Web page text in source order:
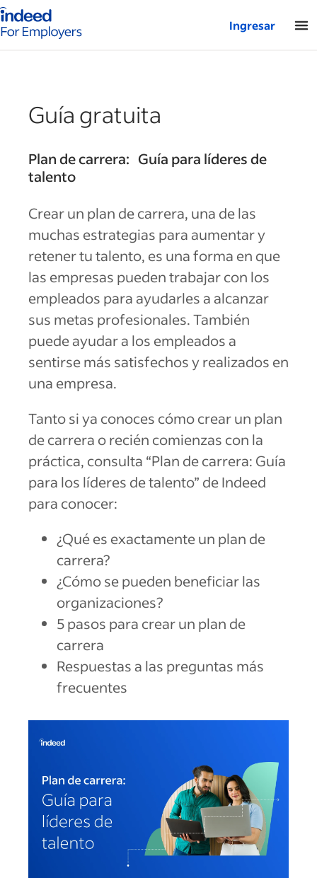
de inicio de Indeed: para empresas
Ingresar
Guía gratuita
Plan de carrera: Guía para líderes de
talento
Crear un plan de carrera, una de las
muchas estrategias para aumentar y
retener tu talento, es una forma en que
las empresas pueden trabajar con los
empleados para ayudarles a alcanzar
sus metas profesionales. También
puede ayudar a los empleados a
sentirse más satisfechos y realizados en
una empresa.
Tanto si ya conoces cómo crear un plan
de carrera o recién comienzas con la
práctica, consulta “Plan de carrera: Guía
para los líderes de talento” de Indeed
para conocer:
¿Qué es exactamente un plan de
carrera?
¿Cómo se pueden beneficiar las
organizaciones?
5 pasos para crear un plan de
carrera
Respuestas a las preguntas más
frecuentes